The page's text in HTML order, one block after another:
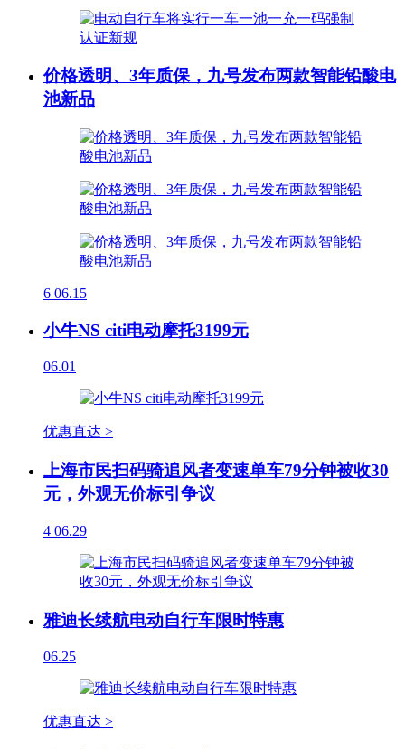
价格透明、3年质保，九号发布两款智能铅酸电
池新品
6 06.15
小牛NS citi电动摩托3199元
06.01
优惠直达 >
上海市民扫码骑追风者变速单车79分钟被收30
元，外观无价标引争议
4 06.29
雅迪长续航电动自行车限时特惠
06.25
优惠直达 >